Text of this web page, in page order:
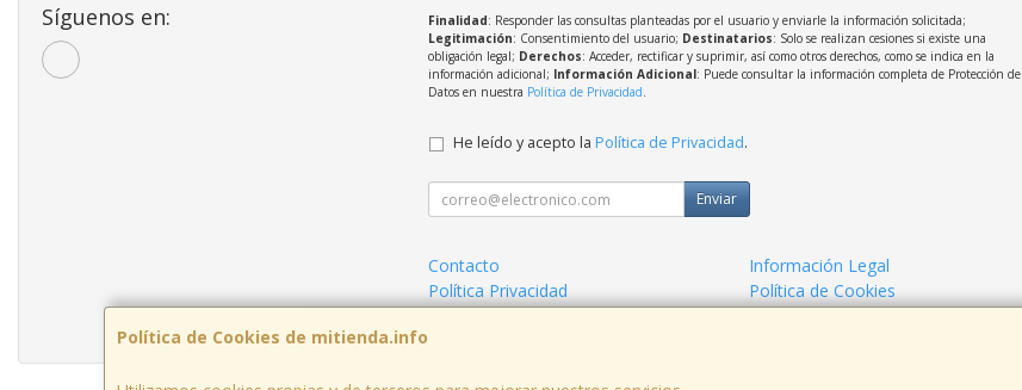
Política de Cookies de mitienda.info
Síguenos en:
Finalidad: Responder las consultas planteadas por el usuario y enviarle la información solicitada;
Legitimación: Consentimiento del usuario; Destinatarios: Solo se realizan cesiones si existe una
obligación legal; Derechos: Acceder, rectificar y suprimir, así como otros derechos, como se indica en la
información adicional; Información Adicional: Puede consultar la información completa de Protección de
Datos en nuestra Política de Privacidad.
He leído y acepto la Política de Privacidad.
Enviar
Contacto
Información Legal
Política Privacidad
Política de Cookies
Condiciones de Compra
Formas de Pago